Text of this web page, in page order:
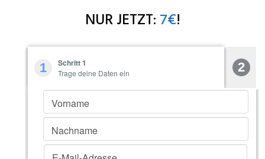
NUR JETZT: 7€!